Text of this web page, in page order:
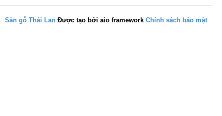
Sàn gỗ Thái Lan Được tạo bởi aio framework Chính sách bảo mật